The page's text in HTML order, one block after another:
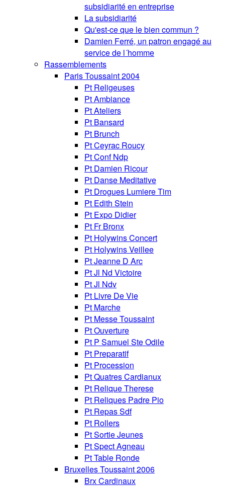
subsidiarité en entreprise
La subsidiarité
Qu'est-ce que le bien commun ?
Damien Ferré, un patron engagé au
service de l´homme
Rassemblements
Paris Toussaint 2004
Pt Religeuses
Pt Ambiance
Pt Ateliers
Pt Bansard
Pt Brunch
Pt Ceyrac Roucy
Pt Conf Ndp
Pt Damien Ricour
Pt Danse Meditative
Pt Drogues Lumiere Tim
Pt Edith Stein
Pt Expo Didier
Pt Fr Bronx
Pt Holywins Concert
Pt Holywins Veillee
Pt Jeanne D Arc
Pt Jl Nd Victoire
Pt Jl Ndv
Pt Livre De Vie
Pt Marche
Pt Messe Toussaint
Pt Ouverture
Pt P Samuel Ste Odile
Pt Preparatif
Pt Procession
Pt Quatres Cardianux
Pt Relique Therese
Pt Reliques Padre Pio
Pt Repas Sdf
Pt Rollers
Pt Sortie Jeunes
Pt Spect Agneau
Pt Table Ronde
Bruxelles Toussaint 2006
Brx Cardinaux